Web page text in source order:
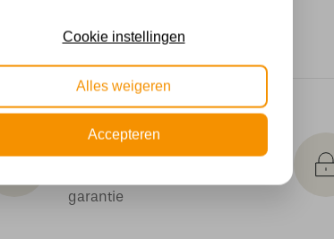
Makkelijk
retourneren
garantie
Cookie instellingen
Alles weigeren
Accepteren